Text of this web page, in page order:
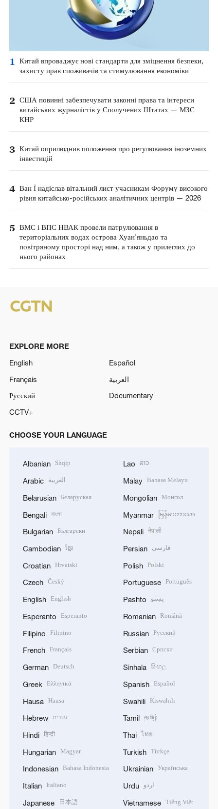
1
Китай впроваджує нові стандарти для зміцнення безпеки,
захисту прав споживачів та стимулювання економіки
2 США повинні забезпечувати законні права та інтереси
китайських журналістів у Сполучених Штатах — МЗС
КНР
3 Китай оприлюднив положення про регулювання іноземних
інвестицій
4 Ван Ї надіслав вітальний лист учасникам Форуму високого
рівня китайсько-російських аналітичних центрів — 2026
5 ВМС і ВПС НВАК провели патрулювання в
територіальних водах острова Хуан'яньдао та
повітряному просторі над ним, а також у прилеглих до
нього районах
EXPLORE MORE
English
Español
Français
العربية
Русский
Documentary
CCTV+
CHOOSE YOUR LANGUAGE
Albanian Shqip
Arabic العربية
Belarusian Беларуская
Bengali বাংলা
Bulgarian Български
Cambodian ខ្មែរ
Croatian Hrvatski
Czech Český
English English
Esperanto Esperanto
Filipino Filipino
French Français
German Deutsch
Greek Ελληνικά
Hausa Hausa
Hebrew עברית
Hindi हिन्दी
Hungarian Magyar
Indonesian Bahasa Indonesia
Italian Italiano
Japanese 日本語
Lao ລາວ
Malay Bahasa Melayu
Mongolian Монгол
Myanmar မြန်မာဘာသာ
Nepali नेपाली
Persian فارسی
Polish Polski
Portuguese Português
Pashto پښتو
Romanian Română
Russian Русский
Serbian Српски
Sinhala සිංහල
Spanish Español
Swahili Kiswahili
Tamil தமிழ்
Thai ไทย
Turkish Türkçe
Ukrainian Українська
Urdu اردو
Vietnamese Tiếng Việt